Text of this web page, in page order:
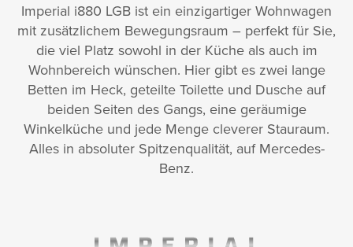
Imperial i880 LGB ist ein einzigartiger Wohnwagen
mit zusätzlichem Bewegungsraum – perfekt für Sie,
die viel Platz sowohl in der Küche als auch im
Wohnbereich wünschen. Hier gibt es zwei lange
Betten im Heck, geteilte Toilette und Dusche auf
beiden Seiten des Gangs, eine geräumige
Winkelküche und jede Menge cleverer Stauraum.
Alles in absoluter Spitzenqualität, auf Mercedes-
Benz.